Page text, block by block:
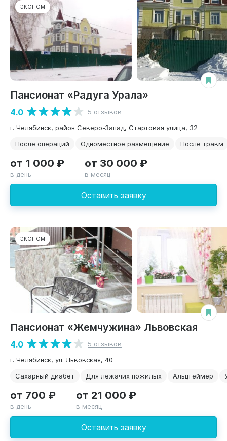
ЭКОНОМ
Пансионат «Радуга Урала»
4.0
5 отзывов
г. Челябинск, район Северо-Запад, Стартовая улица, 32
После операций
Одноместное размещение После травм
Оставить заявку
от 1 000 ₽
в день
от 30 000 ₽
в месяц
ЭКОНОМ
Пансионат «Жемчужина» Львовская
4.0
5 отзывов
г. Челябинск, ул. Львовская, 40
Сахарный диабет
Для лежачих пожилых Альцгеймер
Оставить заявку
от 700 ₽
в день
от 21 000 ₽
в месяц